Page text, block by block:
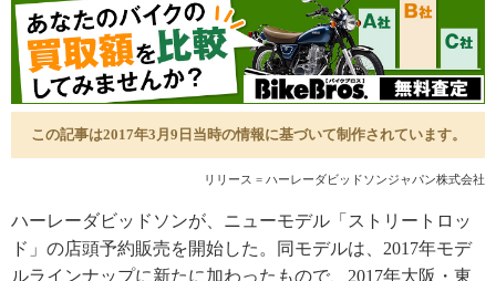
この記事は2017年3月9日当時の情報に基づいて制作されています。
リリース = ハーレーダビッドソンジャパン株式会社
ハーレーダビッドソンが、ニューモデル「ストリートロッ
ド」の店頭予約販売を開始した。同モデルは、2017年モデ
ルラインナップに新たに加わったもので、2017年大阪・東